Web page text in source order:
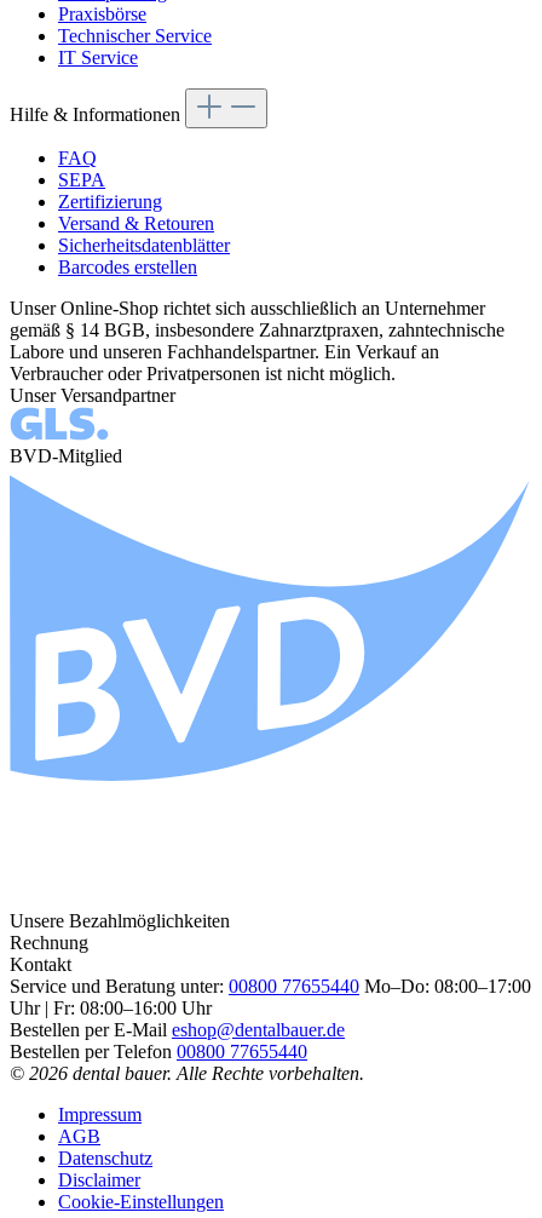
Praxisbörse
Technischer Service
IT Service
Hilfe & Informationen
FAQ
SEPA
Zertifizierung
Versand & Retouren
Sicherheitsdatenblätter
Barcodes erstellen
Unser Online-Shop richtet sich ausschließlich an Unternehmer
gemäß § 14 BGB, insbesondere Zahnarztpraxen, zahntechnische
Labore und unseren Fachhandelspartner. Ein Verkauf an
Verbraucher oder Privatpersonen ist nicht möglich.
Unser Versandpartner
BVD-Mitglied
Unsere Bezahlmöglichkeiten
Rechnung
Kontakt
Service und Beratung unter: 00800 77655440 Mo–Do: 08:00–17:00
Uhr | Fr: 08:00–16:00 Uhr
Bestellen per E-Mail eshop@dentalbauer.de
Bestellen per Telefon 00800 77655440
© 2026 dental bauer. Alle Rechte vorbehalten.
Impressum
AGB
Datenschutz
Disclaimer
Cookie-Einstellungen